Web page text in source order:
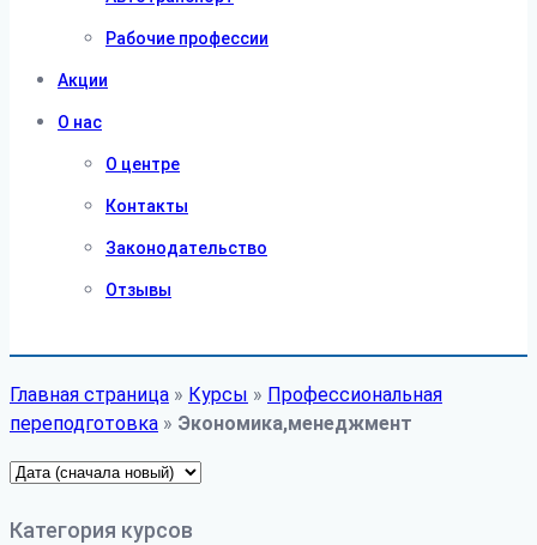
Рабочие профессии
Акции
О нас
О центре
Контакты
Законодательство
Отзывы
Главная страница » Курсы » Профессиональная
переподготовка » Экономика,менеджмент
Категория курсов